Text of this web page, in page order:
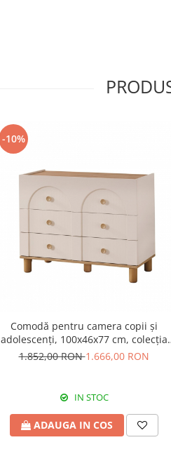
-10%
Comodă pentru camera copii și
adolescenți, 100x46x77 cm, colecția
Louis
1.852,00 RON1.666,00 RON
IN STOC
ADAUGA IN COS